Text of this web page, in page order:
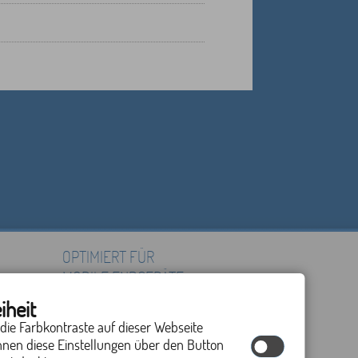
OPTIMIERT FÜR
MOBILE ENDGERÄTE
Farbkontraste auf dieser Webseite
diese Einstellungen über den Button